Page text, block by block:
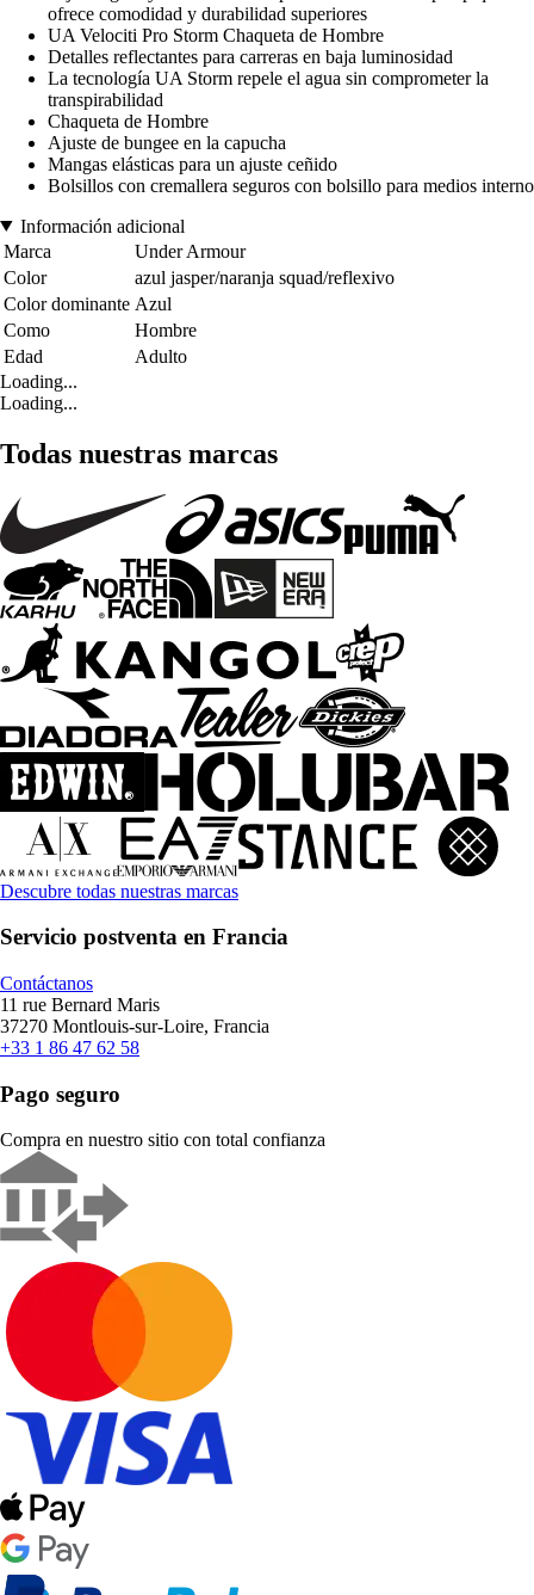
ofrece comodidad y durabilidad superiores
UA Velociti Pro Storm Chaqueta de Hombre
Detalles reflectantes para carreras en baja luminosidad
La tecnología UA Storm repele el agua sin comprometer la
transpirabilidad
Chaqueta de Hombre
Ajuste de bungee en la capucha
Mangas elásticas para un ajuste ceñido
Bolsillos con cremallera seguros con bolsillo para medios interno
Información adicional
Marca
Under Armour
Color
azul jasper/naranja squad/reflexivo
Color dominante Azul
Como
Hombre
Edad
Adulto
Loading...
Loading...
Todas nuestras marcas
Descubre todas nuestras marcas
Servicio postventa en Francia
Contáctanos
11 rue Bernard Maris
37270 Montlouis-sur-Loire, Francia
+33 1 86 47 62 58
Pago seguro
Compra en nuestro sitio con total confianza